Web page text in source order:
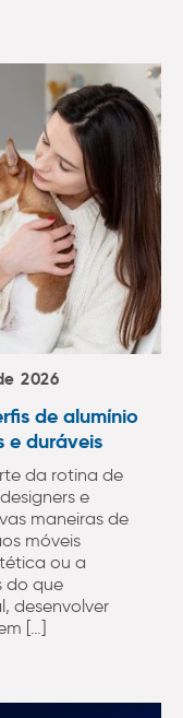
2026
de alumínio
e duráveis
da rotina de
e
maneiras de
móveis
ou a
do que
desenvolver
[…]